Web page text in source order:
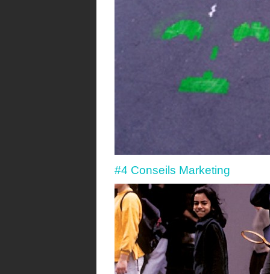
#4 Conseils Marketing